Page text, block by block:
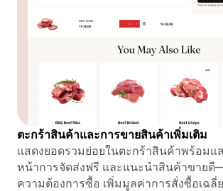
ตะกร้าสินค้าและการขายสินค้าเพิ่มเติม
แสดงยอดรวมย่อยในตะกร้าสินค้าพร้อมแ
หน้าการจัดส่งฟรี และแนะนำสินค้าขายดี
ความต้องการซื้อ เพิ่มมูลค่าการสั่งซื้อเฉลี่